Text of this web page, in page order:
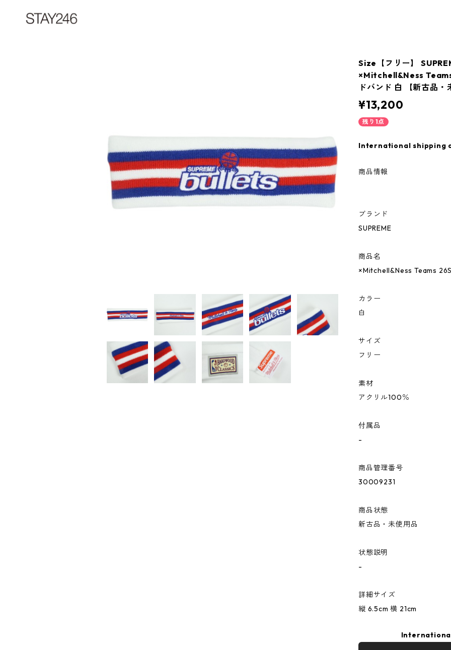
Size【フリー】
×Mitchell&Ness
ドバンド 白 【新古品
¥13,200
残り1点
International shipping
商品情報
ブランド
SUPREME
商品名
×Mitchell&Ness Teams
カラー
白
サイズ
フリー
素材
アクリル100％
付属品
-
商品管理番号
30009231
商品状態
新古品・未使用品
状態説明
-
詳細サイズ
縦 6.5cm 横 21cm